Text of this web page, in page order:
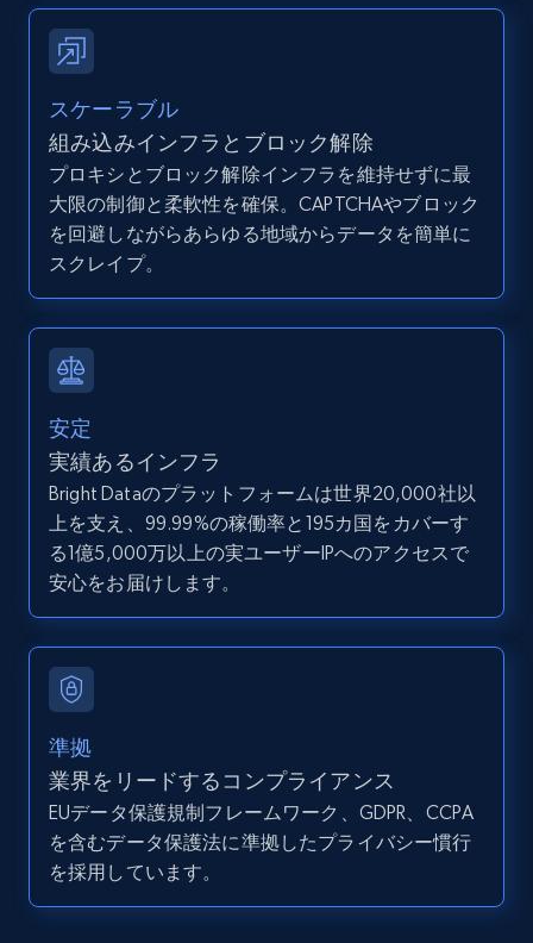
IsCurrentSignedInAgentResponsible, Bedrooms,
and more.
12K+ 1.3K+ 無料トライアル
Zillow properties listing information -
Zpid, City, State, HomeStatus, Address,
IsListingClaimedByCurrentSignedInUser,
and more.
12K+ 1.3K+ 無料トライアル
URL, ID, User id, Use url, Title, Headline, Post
text, Date posted, and more.
LinkedIn posts - Discover user's articles by
URL
スケーラブル
組み込みインフラとブロック解除
プロキシとブロック解除インフラを維持せずに最
大限の制御と柔軟性を確保。CAPTCHAやブロック
を回避しながらあらゆる地域からデータを簡単に
スクレイプ。
安定
実績あるインフラ
Bright Dataのプラットフォームは世界20,000社以
上を支え、99.99%の稼働率と195カ国をカバーす
る1億5,000万以上の実ユーザーIPへのアクセスで
安心をお届けします。
準拠
業界をリードするコンプライアンス
EUデータ保護規制フレームワーク、GDPR、CCPA
を含むデータ保護法に準拠したプライバシー慣行
を採用しています。